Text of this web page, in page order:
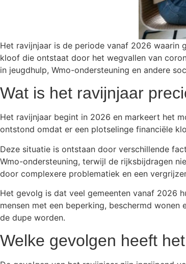
Het ravijnjaar is de periode vanaf 2026 waarin
kloof die ontstaat door het wegvallen van
in jeugdhulp, Wmo-ondersteuning en andere
Wat is het ravijnjaar
Het ravijnjaar begint in 2026 en markeert het
ontstond omdat er een plotselinge financiële
Deze situatie is ontstaan door verschillende
Wmo-ondersteuning, terwijl de rijksbijdragen
door complexere problematiek en een
Het gevolg is dat veel gemeenten vanaf 2026
mensen met een beperking, beschermd
de dupe worden.
Welke gevolgen heeft